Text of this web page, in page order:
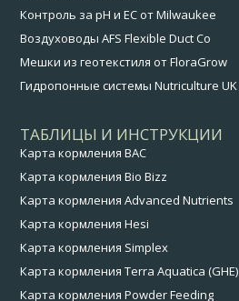
Контроль за pH и EC от Milwaukee
Воздуховоды AFS Flexible Duct Co
Мешки из геотекстиля от FloraGrow
Гидропонные системы Nutriculture UK
ТАБЛИЦЫ И ИНСТРУКЦИИ
Карта кормления BAC
Карта кормления Bio Bizz
Карта кормления Advanced Nutrients
Карта кормления Hesi
Карта кормления Simplex
Карта кормления Terra Aquatica (GHE)
Карта кормления Powder Feeding